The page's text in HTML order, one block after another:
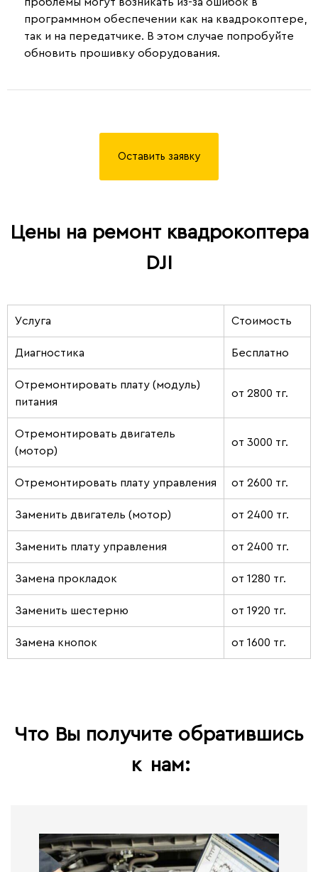
программном обеспечении как на квадрокоптере,
так и на передатчике. В этом случае попробуйте
обновить прошивку оборудования.
Оставить заявку
Цены на ремонт квадрокоптера
DJI
Услуга Стоимость
Диагностика Бесплатно
Отремонтировать плату (модуль)
питания
от 2800 тг.
Отремонтировать двигатель
(мотор)
от 3000 тг.
Отремонтировать плату управления от 2600 тг.
Заменить двигатель (мотор) от 2400 тг.
Заменить плату управления от 2400 тг.
Замена прокладок от 1280 тг.
Заменить шестерню от 1920 тг.
Замена кнопок от 1600 тг.
Что Вы получите обратившись
к нам: